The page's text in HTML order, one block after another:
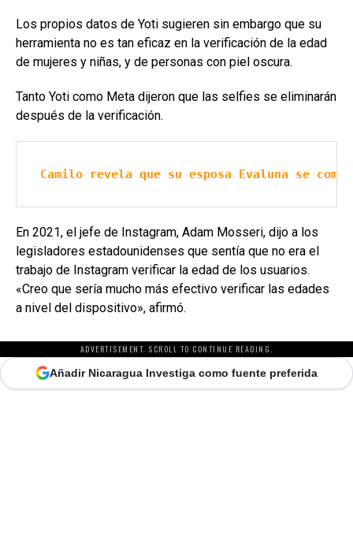
Los propios datos de Yoti sugieren sin embargo que su
herramienta no es tan eficaz en la verificación de la edad
de mujeres y niñas, y de personas con piel oscura.
Tanto Yoti como Meta dijeron que las selfies se eliminarán
después de la verificación.
Camilo revela que su esposa Evaluna se
En 2021, el jefe de Instagram, Adam Mosseri, dijo a los
legisladores estadounidenses que sentía que no era el
trabajo de Instagram verificar la edad de los usuarios.
«Creo que sería mucho más efectivo verificar las edades
a nivel del dispositivo», afirmó.
ADVERTISEMENT. SCROLL TO CONTINUE READING.
Añadir Nicaragua Investiga como fuente preferida